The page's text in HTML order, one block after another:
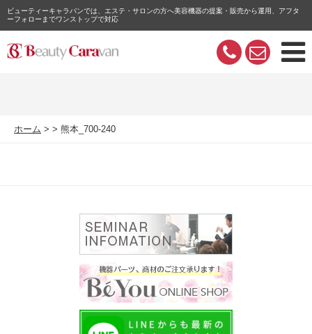
ビューティーキャラバンでは、エステ・サロンの方へ美容機器の提案・販売から運用、アフタ
ーフォローまでワンストップで対応
ホーム 熊本_700-240